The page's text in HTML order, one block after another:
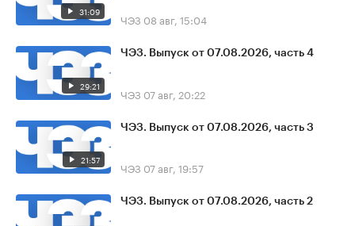
31:09 ЧЭЗ 08 авг, 15:04
29:21
ЧЭЗ. Выпуск от 07.08.2026, часть 4
ЧЭЗ 07 авг, 20:22
21:57
ЧЭЗ. Выпуск от 07.08.2026, часть 3
ЧЭЗ 07 авг, 19:57
ЧЭЗ. Выпуск от 07.08.2026, часть 2